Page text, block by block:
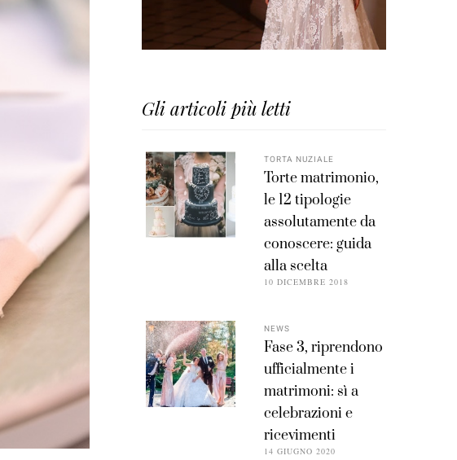
Gli articoli più letti
TORTA NUZIALE
Torte matrimonio,
le 12 tipologie
assolutamente da
conoscere: guida
alla scelta
10 DICEMBRE 2018
NEWS
Fase 3, riprendono
ufficialmente i
matrimoni: sì a
celebrazioni e
ricevimenti
14 GIUGNO 2020